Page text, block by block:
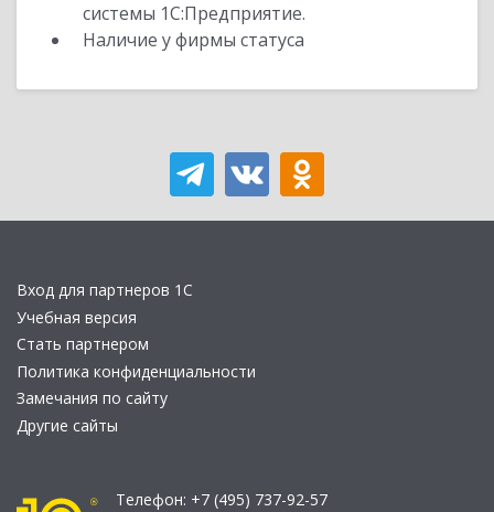
системы 1С:Предприятие.
Наличие у фирмы статуса
Вход для партнеров 1С
Учебная версия
Стать партнером
Политика конфиденциальности
Замечания по сайту
Другие сайты
Телефон: +7 (495) 737-92-57